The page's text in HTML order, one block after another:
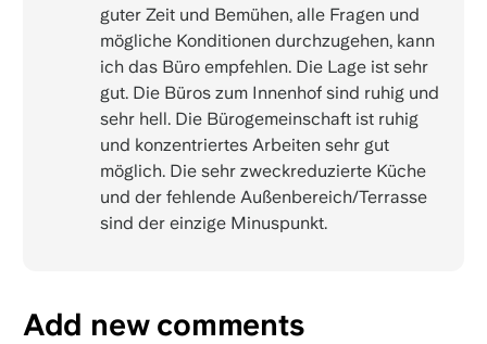
guter Zeit und Bemühen, alle Fragen und
mögliche Konditionen durchzugehen, kann
ich das Büro empfehlen. Die Lage ist sehr
gut. Die Büros zum Innenhof sind ruhig und
sehr hell. Die Bürogemeinschaft ist ruhig
und konzentriertes Arbeiten sehr gut
möglich. Die sehr zweckreduzierte Küche
und der fehlende Außenbereich/Terrasse
sind der einzige Minuspunkt.
Add new comments